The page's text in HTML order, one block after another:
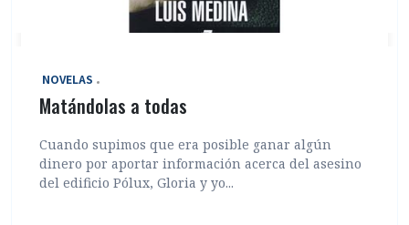
‎ NOVELAS
Matándolas a todas
Cuando supimos que era posible ganar algún
dinero por aportar información acerca del asesino
del edificio Pólux, Gloria y yo...